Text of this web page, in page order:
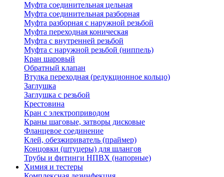
Муфта соединительная цельная
Муфта соединительная разборная
Муфта разборная с наружной резьбой
Муфта переходная коническая
Муфта с внутренней резьбой
Муфта с наружной резьбой (ниппель)
Кран шаровый
Обратный клапан
Втулка переходная (редукционное кольцо)
Заглушка
Заглушка с резьбой
Крестовина
Кран с электроприводом
Краны шаговые, затворы дисковые
Фланцевое соединение
Клей, обезжириватель (праймер)
Концовки (штуцеры) для шлангов
Трубы и фитинги НПВХ (напорные)
Химия и тестеры